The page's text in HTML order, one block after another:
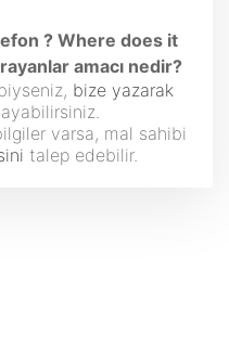
? Where does it
amacı nedir?
bize yazarak
varsa, mal sahibi
talep edebilir.